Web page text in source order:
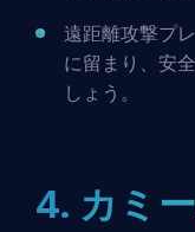
遠距離攻撃プ
に留まり、安
しょう。
4. カミ